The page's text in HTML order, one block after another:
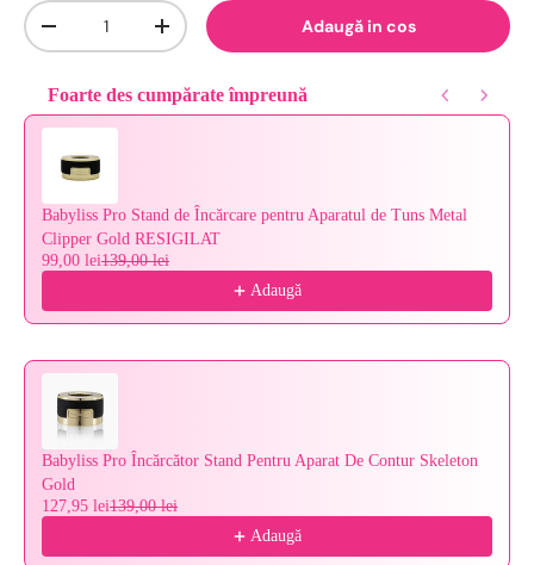
Cantitate
-
+ Adaugă in cos
Foarte des cumpărate împreună
Use the Previous and Next buttons to navigate through product
Babyliss Pro Stand de Încărcare pentru Aparatul de Tuns Metal
Clipper Gold RESIGILAT
99,00 lei139,00 lei
Adaugă
Babyliss Pro Încărcător Stand Pentru Aparat De Contur Skeleton
Gold
127,95 lei139,00 lei
Adaugă